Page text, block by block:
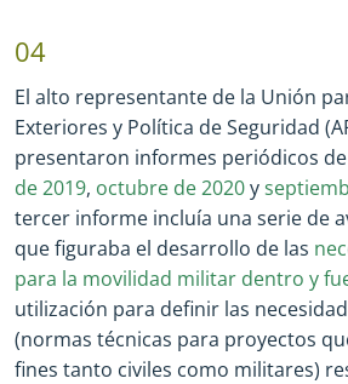
04
El alto representante de la Unión
Exteriores y Política de Seguridad
presentaron informes periódicos
de 2019, octubre de 2020y
tercer informe incluía una serie de
que figuraba el desarrollo de las
para la movilidad militar dentro y
utilización para definir las
(normas técnicas para proyectos
fines tanto civiles como militares)